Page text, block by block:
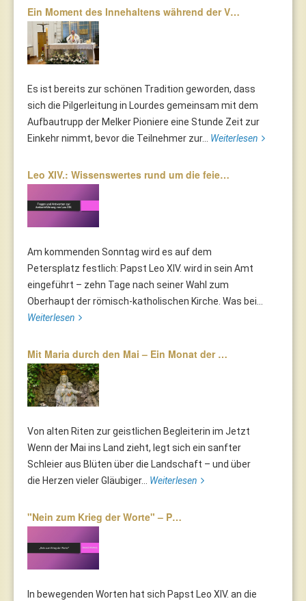
Ein Moment des Innehaltens während der V…
Es ist bereits zur schönen Tradition geworden, dass
sich die Pilgerleitung in Lourdes gemeinsam mit dem
Aufbautrupp der Melker Pioniere eine Stunde Zeit zur
Einkehr nimmt, bevor die Teilnehmer zur... Weiterlesen
Leo XIV.: Wissenswertes rund um die feie…
Am kommenden Sonntag wird es auf dem
Petersplatz festlich: Papst Leo XIV. wird in sein Amt
eingeführt – zehn Tage nach seiner Wahl zum
Oberhaupt der römisch-katholischen Kirche. Was bei...
Weiterlesen
Mit Maria durch den Mai – Ein Monat der …
Von alten Riten zur geistlichen Begleiterin im Jetzt
Wenn der Mai ins Land zieht, legt sich ein sanfter
Schleier aus Blüten über die Landschaft – und über
die Herzen vieler Gläubiger... Weiterlesen
"Nein zum Krieg der Worte" – P…
In bewegenden Worten hat sich Papst Leo XIV. an die